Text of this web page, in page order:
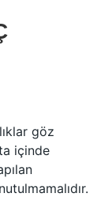
göz
içinde